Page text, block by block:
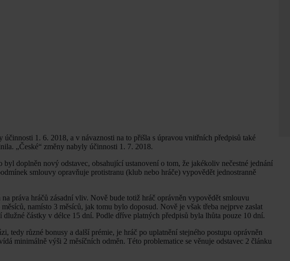
1. 6. 2018, a v návaznosti na to přišla s úpravou vnitřních předpisů také
„České“ změny nabyly účinnosti 1. 7. 2018.
doplněn nový odstavec, obsahující ustanovení o tom, že jakékoliv nečestné jednání
smlouvy opravňuje protistranu (klub nebo hráče) vypovědět jednostranně
práva hráčů zásadní vliv. Nově bude totiž hráč oprávněn vypovědět smlouvu
namísto 3 měsíců, jak tomu bylo doposud. Nově je však třeba nejprve zaslat
částky v délce 15 dní. Podle dříve platných předpisů byla lhůta pouze 10 dní.
tedy různé bonusy a další prémie, je hráč po uplatnění stejného postupu oprávněn
minimálně výši 2 měsíčních odměn. Této problematice se věnuje odstavec 2 článku